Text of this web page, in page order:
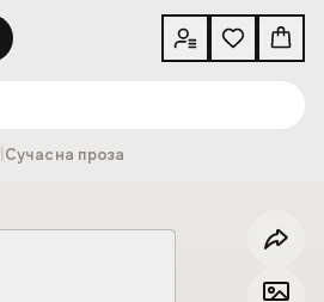
Сучасна проза